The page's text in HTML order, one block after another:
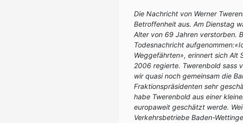
Die Nachricht von Werner
Betroffenheit aus. Am Dienstag
Alter von 69 Jahren verstorben.
Todesnachricht
Weggefährten», erinnert sich
2006 regierte. Twerenbold sass
wir quasi noch gemeinsam die
Fraktionspräsidenten sehr
habe Twerenbold aus einer
europaweit geschätzt werde.
Verkehrsbetriebe Baden-